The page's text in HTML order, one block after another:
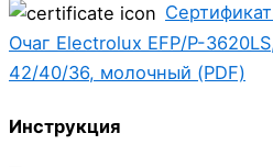
Очаг Electrolux EFP/P-
42/40/36, молочный (PDF)
Инструкция